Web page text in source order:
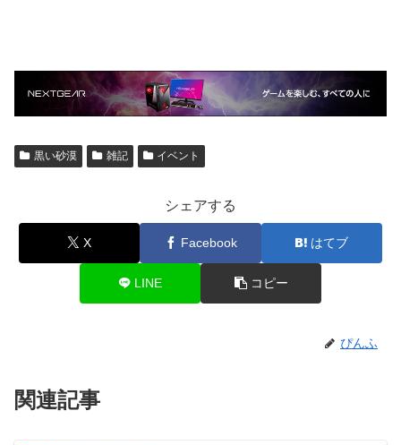
黒い砂漠 雑記 イベント
シェアする
X Facebook はてブ
LINE コピー
ぴんふ
関連記事